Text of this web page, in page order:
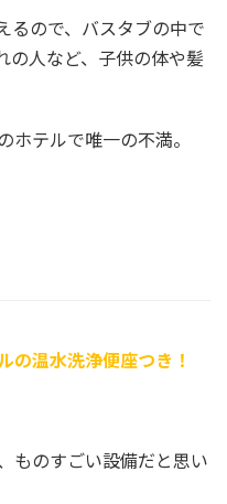
るので、バスタブの中で
の人など、子供の体や髪
ホテルで唯一の不満。
の温水洗浄便座つき！
ものすごい設備だと思い